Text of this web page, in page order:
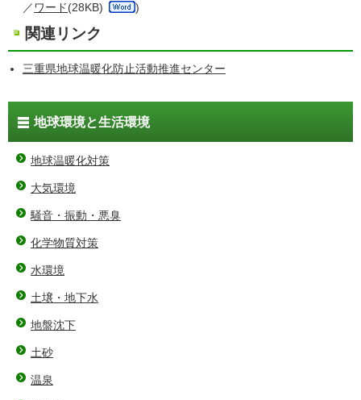
／ ワード(28KB) )
関連リンク
三重県地球温暖化防止活動推進センター
地球環境と生活環境
地球温暖化対策
大気環境
騒音・振動・悪臭
化学物質対策
水環境
土壌・地下水
地盤沈下
土砂
温泉